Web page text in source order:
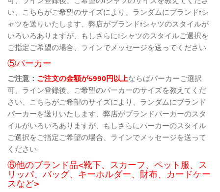
い、こちらがご希望のサイズにより、ランダムにブランドtシ
ャツを送りいたします、弊店がブランドtシャツのスタイルが
いろいろありますが、もしさらにtシャツのスタイルご選択を
ご指定ご希望の場合、ラインでメッセージを送ってください
⑤パーカー
ご注意： ご注文の金額が5990円以上ならばパーカーご選択
可、ライン登録後、ご希望のパーカーのサイズを教えてくだ
さい、こちらがご希望のサイズにより、ランダムにブランド
パーカーを送りいたします、弊店がブランドパーカーのスタ
イルがいろいろありますが、もしさらにパーカーのスタイル
ご選択をご指定ご希望の場合、ラインでメッセージを送って
ください
⑥他のブランド品<靴下、スカーフ、ペット服、ス
リッパ、バッグ、キーホルダー、財布、カードケー
スなど>